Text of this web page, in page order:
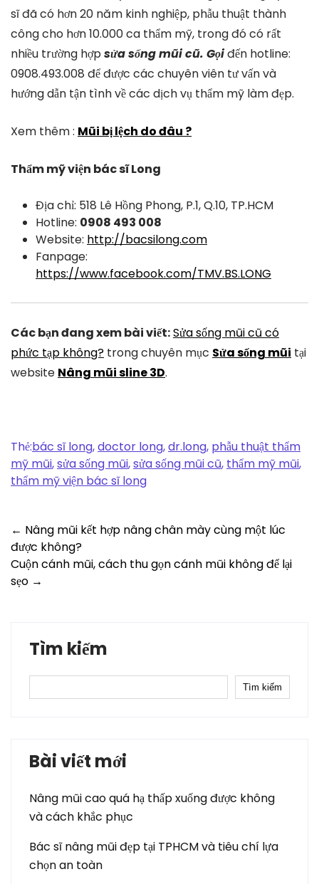
sĩ đã có hơn 20 năm kinh nghiệp, phẫu thuật thành
công cho hơn 10.000 ca thẩm mỹ, trong đó có rất
nhiều trường hợpsửa sống mũi cũ. Gọiđến hotline:
0908.493.008 để được các chuyên viên tư vấn và
hướng dẫn tận tình về các dịch vụ thẩm mỹ làm đẹp.
Xem thêm : Mũi bị lệch do đâu ?
Thẩm mỹ viện bác sĩ Long
Địa chỉ: 518 Lê Hồng Phong, P.1, Q.10, TP.HCM
Hotline: 0908 493 008
Website: http://bacsilong.com
Fanpage:
https://www.facebook.com/TMV.BS.LONG
Các bạn đang xem bài viết:Sửa sống mũi cũ có
phức tạp không? trong chuyên mục Sửa sống mũi tại
website Nâng mũi sline 3D.
Thẻ:bác sĩ long,doctor long,dr.long, phẫu thuật thẩm
mỹ mũi,sửa sống mũi,sửa sống mũi cũ, thẩm mỹ mũi,
thẩm mỹ viện bác sĩ long
Post
navigation
← Nâng mũi kết hợp nâng chân mày cùng một lúc
được không?
Cuộn cánh mũi, cách thu gọn cánh mũi không để lại
sẹo →
Tìm kiếm
Tìm kiếm
Bài viết mới
Nâng mũi cao quá hạ thấp xuống được không
và cách khắc phục
Bác sĩ nâng mũi đẹp tại TPHCM và tiêu chí lựa
chọn an toàn